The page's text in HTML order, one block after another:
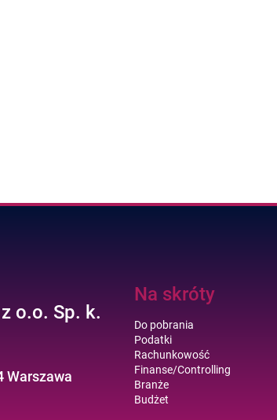
o.o. Sp. k.
Warszawa
Na skróty
Do pobrania
Podatki
Rachunkowość
Finanse/Controlling
Branże
Budżet